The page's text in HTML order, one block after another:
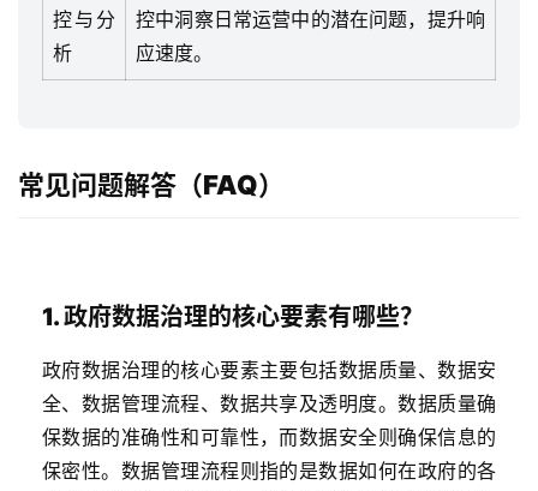
控与分
析
控中洞察日常运营中的潜在问题，提升响
应速度。
常见问题解答（FAQ）
1. 政府数据治理的核心要素有哪些？
政府数据治理的核心要素主要包括数据质量、数据安
全、数据管理流程、数据共享及透明度。数据质量确
保数据的准确性和可靠性，而数据安全则确保信息的
保密性。数据管理流程则指的是数据如何在政府的各